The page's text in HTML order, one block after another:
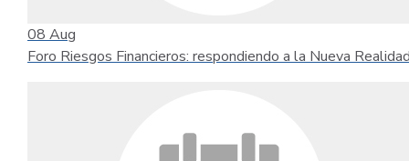
08 Aug
Foro Riesgos Financieros: respondiendo a la Nueva